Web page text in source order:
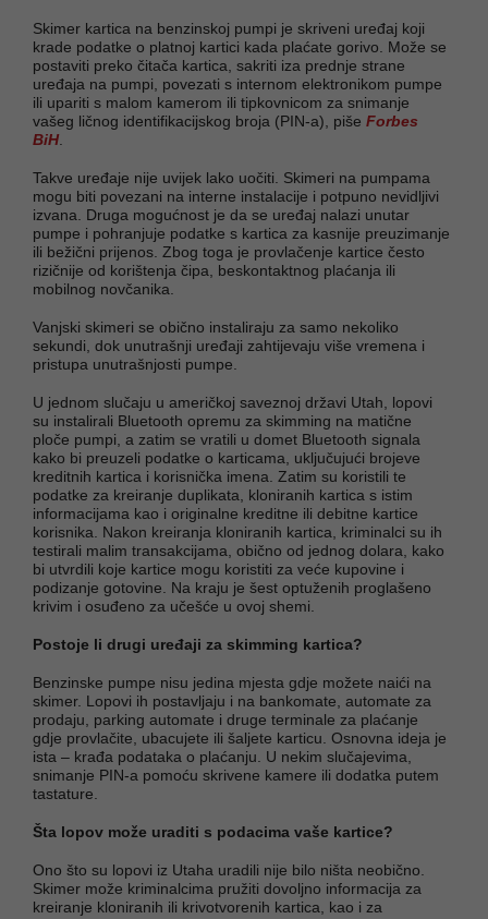
Skimer kartica na benzinskoj pumpi je skriveni uređaj koji
krade podatke o platnoj kartici kada plaćate gorivo. Može se
postaviti preko čitača kartica, sakriti iza prednje strane
uređaja na pumpi, povezati s internom elektronikom pumpe
ili upariti s malom kamerom ili tipkovnicom za snimanje
vašeg ličnog identifikacijskog broja (PIN-a), piše Forbes
BiH
Takve uređaje nije uvijek lako uočiti. Skimeri na pumpama
mogu biti povezani na interne instalacije i potpuno nevidljivi
izvana. Druga mogućnost je da se uređaj nalazi unutar
pumpe i pohranjuje podatke s kartica za kasnije preuzimanje
ili bežični prijenos. Zbog toga je provlačenje kartice često
rizičnije od korištenja čipa, beskontaktnog plaćanja ili
mobilnog novčanika.
Vanjski skimeri se obično instaliraju za samo nekoliko
sekundi, dok unutrašnji uređaji zahtijevaju više vremena i
pristupa unutrašnjosti pumpe.
U jednom slučaju u američkoj saveznoj državi Utah, lopovi
su instalirali Bluetooth opremu za skimming na matične
ploče pumpi, a zatim se vratili u domet Bluetooth signala
kako bi preuzeli podatke o karticama, uključujući brojeve
kreditnih kartica i korisnička imena. Zatim su koristili te
podatke za kreiranje duplikata, kloniranih kartica s istim
informacijama kao i originalne kreditne ili debitne kartice
korisnika. Nakon kreiranja kloniranih kartica, kriminalci su ih
testirali malim transakcijama, obično od jednog dolara, kako
bi utvrdili koje kartice mogu koristiti za veće kupovine i
podizanje gotovine. Na kraju je šest optuženih proglašeno
krivim i osuđeno za učešće u ovoj shemi.
Postoje li drugi uređaji za skimming kartica?
Benzinske pumpe nisu jedina mjesta gdje možete naići na
skimer. Lopovi ih postavljaju i na bankomate, automate za
prodaju, parking automate i druge terminale za plaćanje
gdje provlačite, ubacujete ili šaljete karticu. Osnovna ideja je
ista – krađa podataka o plaćanju. U nekim slučajevima,
snimanje PIN-a pomoću skrivene kamere ili dodatka putem
tastature.
Šta lopov može uraditi s podacima vaše kartice?
Ono što su lopovi iz Utaha uradili nije bilo ništa neobično.
Skimer može kriminalcima pružiti dovoljno informacija za
kreiranje kloniranih ili krivotvorenih kartica, kao i za